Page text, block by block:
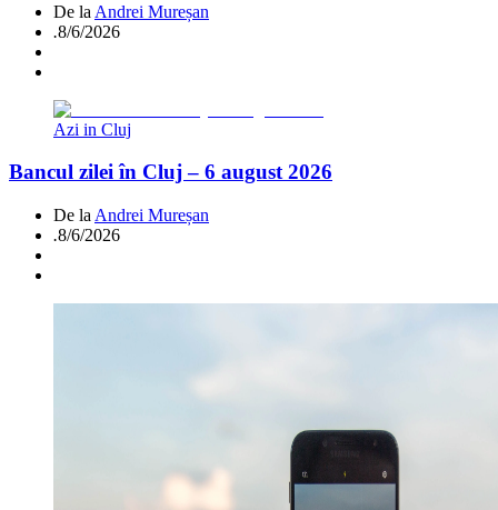
De la Andrei Mureșan
.8/6/2026
Azi in Cluj
Bancul zilei în Cluj – 6 august 2026
De la Andrei Mureșan
.8/6/2026